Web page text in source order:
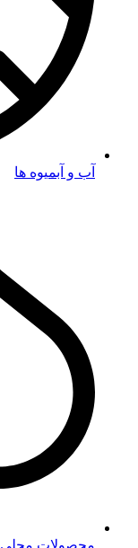
آب و آبمیوه ها
محصولات محلی